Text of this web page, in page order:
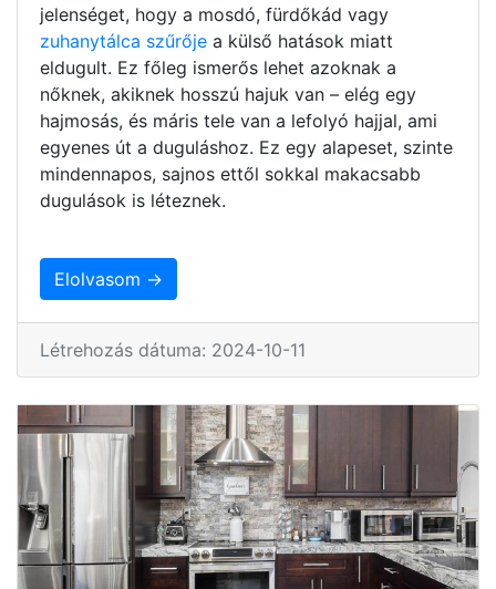
jelenséget, hogy a mosdó, fürdőkád vagy
zuhanytálca szűrője a külső hatások miatt
eldugult. Ez főleg ismerős lehet azoknak a
nőknek, akiknek hosszú hajuk van – elég egy
hajmosás, és máris tele van a lefolyó hajjal, ami
egyenes út a duguláshoz. Ez egy alapeset, szinte
mindennapos, sajnos ettől sokkal makacsabb
dugulások is léteznek.
Elolvasom →
Létrehozás dátuma: 2024-10-11